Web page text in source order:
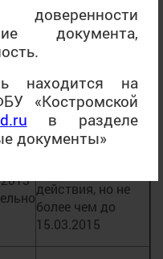
документа,
находится на
«Костромской
.ru в разделе
документы»
(Действует)
Действительны
срока их действия
Действительны
действия, но не
более чем до
15.03.2015